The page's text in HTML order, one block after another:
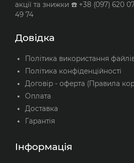
акції та знижки ☎️ +38 (097) 620
49 74
Довідка
Політика використання
Політика конфіденційності
Договір - оферта (Правила
Оплата
Доставка
Гарантія
Інформація